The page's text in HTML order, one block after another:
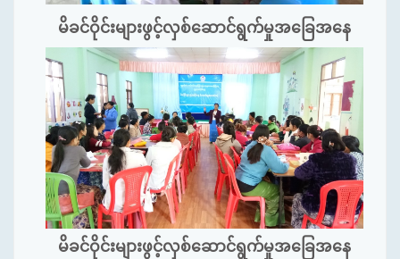
မိခင်ဝိုင်းများဖွင့်လှစ်ဆောင်ရွက်မှုအခြေအနေ
မိခင်ဝိုင်းများဖွင့်လှစ်ဆောင်ရွက်မှုအခြေအနေ